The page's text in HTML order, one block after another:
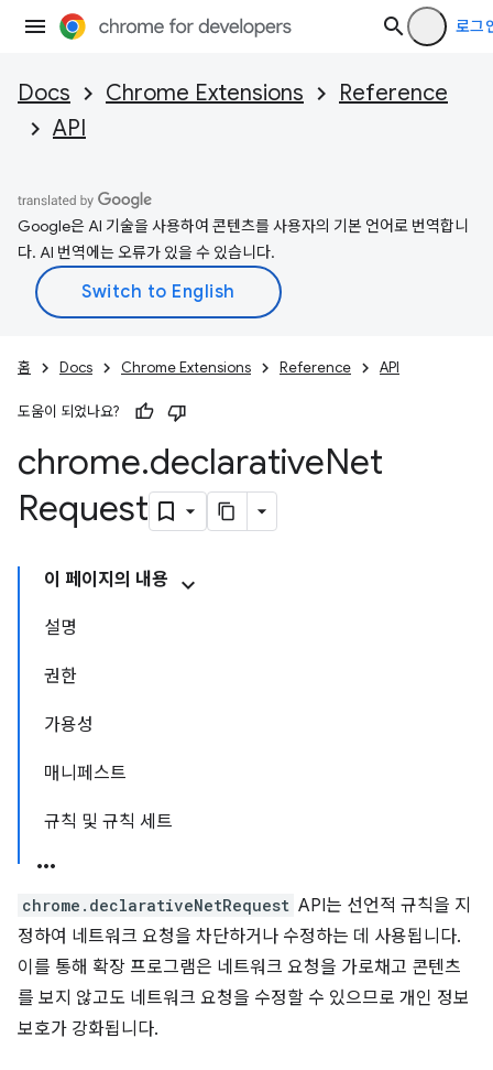
로그
Docs Chrome Extensions
Reference
API
Google은 AI 기술을 사용하여 콘텐츠를 사용자의 기본 언어로 번역합니
다. AI 번역에는 오류가 있을 수 있습니다.
홈 Docs Chrome Extensions Reference API
도움이 되었나요?
chrome.declarativeNet
Request
이 페이지의 내용
설명
권한
가용성
매니페스트
규칙 및 규칙 세트
chrome.declarativeNetRequest API는 선언적 규칙을 지
정하여 네트워크 요청을 차단하거나 수정하는 데 사용됩니다.
이를 통해 확장 프로그램은 네트워크 요청을 가로채고 콘텐츠
를 보지 않고도 네트워크 요청을 수정할 수 있으므로 개인 정보
보호가 강화됩니다.